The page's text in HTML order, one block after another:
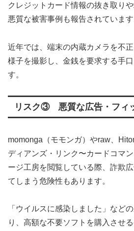
クレジットカード情報の抜き取り
悪質な被害事例も報告されています
近年では、端末の内蔵カメラを不
様子を撮影し、金銭を要求する手
す。
リスク③ 悪質な広告・フィ
momonga（モモンガ）やraw、
ディアンズ・リンク〜カードコマ
ージ工房を閲覧している際、詐欺
てしまう危険性もあります。
「ウイルスに感染しました」など
り、高額な不要ソフトを購入させ